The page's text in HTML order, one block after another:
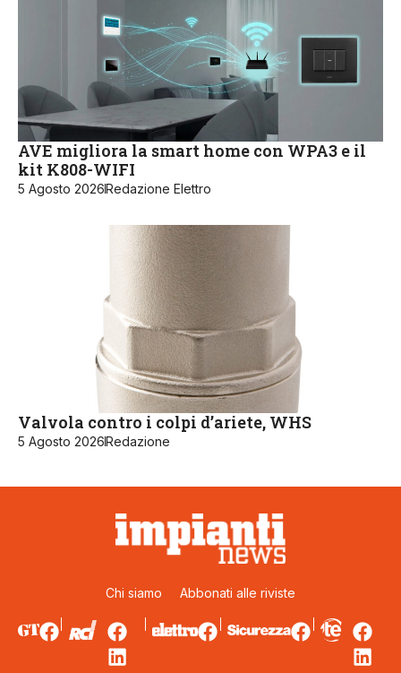
AVE migliora la smart home con WPA3 e il
kit K808-WIFI
5 Agosto 2026Redazione Elettro
Valvola contro i colpi d’ariete, WHS
5 Agosto 2026Redazione
Chi siamo Abbonati alle riviste